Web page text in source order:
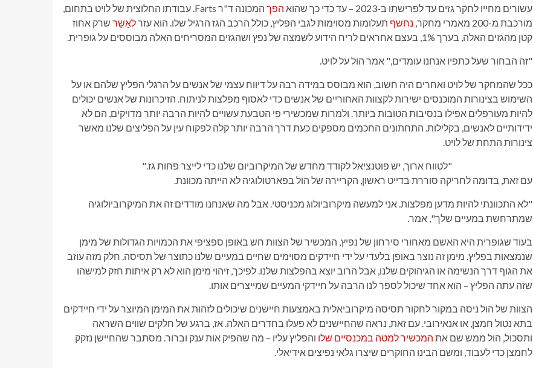
עשורים מחייו לחקר גזים עד לפרישתו ב-2023 – עד כדי כך שהוא
הפך
המכונה ד"ר Farts. עבודתו החלוצית של לויט בתחום,
מורכבת מ-200 מאמרי מחקר,
נחשף תעלומות מסוימות לגבי הפליץ, כולל הרכב הגז הרגיל שלו. הוא עזרלְאַשֵׁר שרק אחוז
קטן מהגזים האלה, בערך 1%, בעצם אחראים לריח הידוע לשמצה של נפץ ושהגזים המסריחים האלה מבוססים על גופרית.
"זה הבחור שעל כתפיו אנחנו עומדים," אמר הול על לויט.
ככל שהמחקר של לויט ואחרים היה חשוב, הוא מבוסס במידה רבה על דיווח עצמי של אנשים על הרגלי הפליץ שלהם או על
השימוש בצינורות המוכנסים ישירות לקצוות האחוריים של אנשים כדי לאסוף מפלצות לניתוח. הזיכרונות של אנשים יכולים
להיות מעורפלים אפילו בנסיבות הטובות ביותר. ולמרות שמכשירי פי הטבעת עשויים להיות הרבה יותר מדויקים, הם לא
ידידותיים לאנשים, בקלילות. התחתונים החכמים מספקים כעת דרך הרבה יותר קלה לפקוח עין על הפליצים שלנו מאשר
צינורות התחת של לויט.
"לטווח ארוך, יש פוטנציאל לקודד מחדש של המיקרוביום שלנו כדי לייצר פחות גז."
עם זאת, בדומה לחריקה סוררת בדייט ראשון, הקריירה של הול בפארטולוגיה לא הייתה מכוונת.
"לא התכוונתי להיות מדען מפלצות. אני למעשה מיקרוביולוג מכניסטי. אבל מה שאנחנו מודדים זה את המיקרוביולוגיה
שמתרחשת במעיים שלך", אמר.
בעוד שגופרית היא האשם מאחורי סירחון של נפיץ, המכשיר של הצוות חש באופן ספציפי את הכמויות הגדולות של מימן
שנמצאות בפליץ. מימן זה נוצר באופן בלעדי על ידי חיידקים מסוימים שחיים במעיים שלנו כתוצר של תסיסה. חלק מזה עוזב
את הגוף דרך הנשימה או הגיהוקים שלנו, אבל הרוב יוצא בהפלצות שלנו. לפיכך, זיהוי מימן הוא לא רק איתות חזק למישהו
שזה עתה הפליץ – הוא אחד שיכול לספר לנו הרבה על חיידקי המעיים שמייצרים אותו.
הצוות של הול ניסה במקור לחקור תסיסה מיקרוביאלית באמצעות חיישנים שיכולים לזהות את המימן המיוצר על ידי חיידקים
בתא נטול חמצן, או אנאירובי. עם זאת, נראה שהחיישנים לא פעלו בחדרים האלה. אז, ברגע של חלקים שווים השראה
ותסכול, הול ממש שם את המכשיר למטה במכנסיים שלו והפליץ עליו – מה שהפיק אות ענק וברור. מסתבר שהחיישן נזקק
לחמצן כדי לעבוד, ומשם הבינו החוקרים שיצרו גלאי נפיצים אידיאלי.